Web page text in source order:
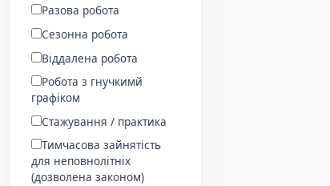
Разова робота
Сезонна робота
Віддалена робота
Робота з гнучкимй
графіком
Стажування / практика
Тимчасова зайнятість
для неповнолітніх
(дозволена законом)